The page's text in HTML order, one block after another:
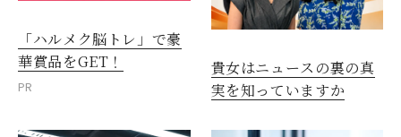
「ハルメク脳トレ」で豪
華賞品をGET！
PR
貴女はニュースの裏の真
実を知っていますか